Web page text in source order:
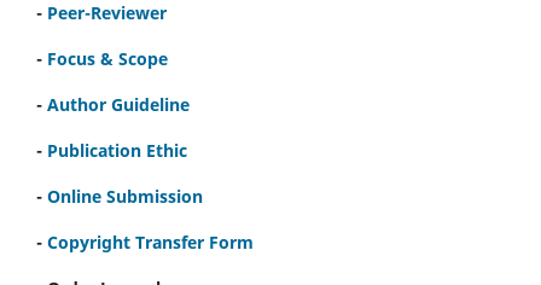
- Peer-Reviewer
- Focus & Scope
- Author Guideline
- Publication Ethic
- Online Submission
- Copyright Transfer Form